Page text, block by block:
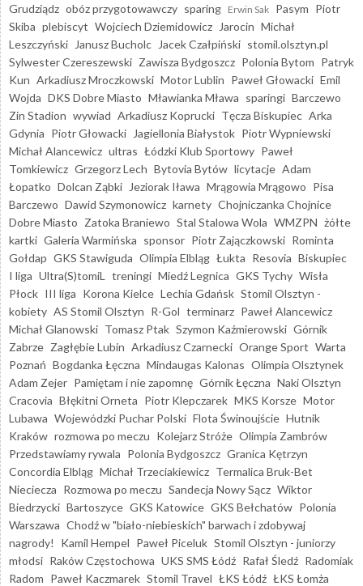
Grudziądz obóz przygotowawczy sparing Erwin Sak Pasym Piotr
Skiba plebiscyt Wojciech Dziemidowicz Jarocin Michał
Leszczyński
Janusz Bucholc Jacek Czałpiński stomil.olsztyn.pl
Sylwester Czereszewski Zawisza Bydgoszcz Polonia Bytom Patryk
Kun Arkadiusz Mroczkowski Motor Lublin Paweł Głowacki Emil
Wojda DKS Dobre Miasto Mławianka Mława sparingi Barczewo
Zin Stadion wywiad Arkadiusz Koprucki Tęcza Biskupiec Arka
Gdynia Piotr Głowacki Jagiellonia Białystok Piotr Wypniewski
Michał Alancewicz ultras Łódzki Klub Sportowy Paweł
Tomkiewicz Grzegorz Lech Bytovia Bytów licytacje Adam
Łopatko Dolcan Ząbki Jeziorak Iława Mrągowia Mrągowo Pisa
Barczewo Dawid Szymonowicz karnety Chojniczanka Chojnice
Dobre Miasto Zatoka Braniewo Stal Stalowa Wola WMZPN żółte
kartki Galeria Warmińska sponsor Piotr Zajączkowski Rominta
Gołdap GKS Stawiguda Olimpia Elbląg Łukta Resovia Biskupiec
I liga Ultra(S)tomiL treningi Miedź Legnica GKS Tychy Wisła
Płock III liga Korona Kielce Lechia Gdańsk Stomil Olsztyn -
kobiety AS Stomil Olsztyn R-Gol terminarz Paweł Alancewicz
Michał Glanowski Tomasz Ptak Szymon Kaźmierowski Górnik
Zabrze Zagłębie Lubin Arkadiusz Czarnecki Orange Sport Warta
Poznań Bogdanka Łęczna Mindaugas Kalonas Olimpia Olsztynek
Adam Zejer Pamiętam i nie zapomnę Górnik Łęczna Naki Olsztyn
Cracovia Błękitni Orneta Piotr Klepczarek MKS Korsze Motor
Lubawa Wojewódzki Puchar Polski Flota Świnoujście Hutnik
Kraków rozmowa po meczu Kolejarz Stróże Olimpia Zambrów
Przedstawiamy rywala Polonia Bydgoszcz Granica Kętrzyn
Concordia Elbląg Michał Trzeciakiewicz Termalica Bruk-Bet
Nieciecza Rozmowa po meczu Sandecja Nowy Sącz Wiktor
Biedrzycki Bartoszyce GKS Katowice GKS Bełchatów Polonia
Warszawa Chodź w "biało-niebieskich" barwach i zdobywaj
nagrody!
Kamil Hempel Paweł Piceluk Stomil Olsztyn - juniorzy
młodsi Raków Częstochowa UKS SMS Łódź Rafał Śledź Radomiak
Radom Paweł Kaczmarek Stomil Travel ŁKS Łódź ŁKS Łomża